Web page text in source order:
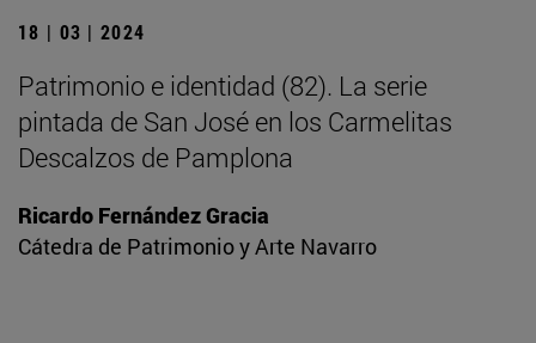
18 | 03 | 2024
Patrimonio e identidad (82). La serie
pintada de San José en los Carmelitas
Descalzos de Pamplona
Ricardo Fernández Gracia
Cátedra de Patrimonio y Arte Navarro